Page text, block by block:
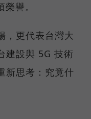
譽。
，更代表台灣大
建設與 5G 技術
新思考：究竟什